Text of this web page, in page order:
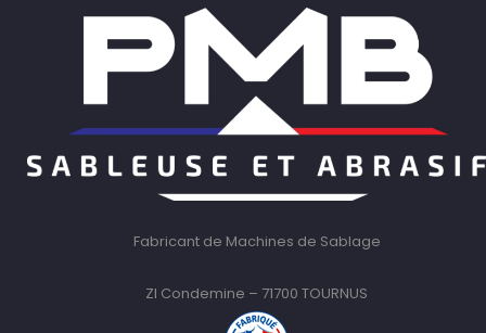
Fabricant de Machines de Sablage
ZI Condemine – 71700 TOURNUS